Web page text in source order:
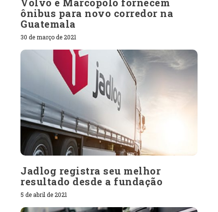
ônibus para novo corredor na
Guatemala
30 de março de 2021
Jadlog registra seu melhor
resultado desde a fundação
5 de abril de 2021